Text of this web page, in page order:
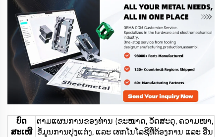
ບົດ
ສະເໜີ
ຕາມແຜນການຂອງທ່ານ (ຂະໜາດ, ວັດສະດຸ, ຄວາມໜາ,
ຂໍ້ມູນການປຸງແຕ່ງ, ແລະ ເທກໂນໂລຊີທີ່ຕ້ອງການ ແລະ ອື່ນ